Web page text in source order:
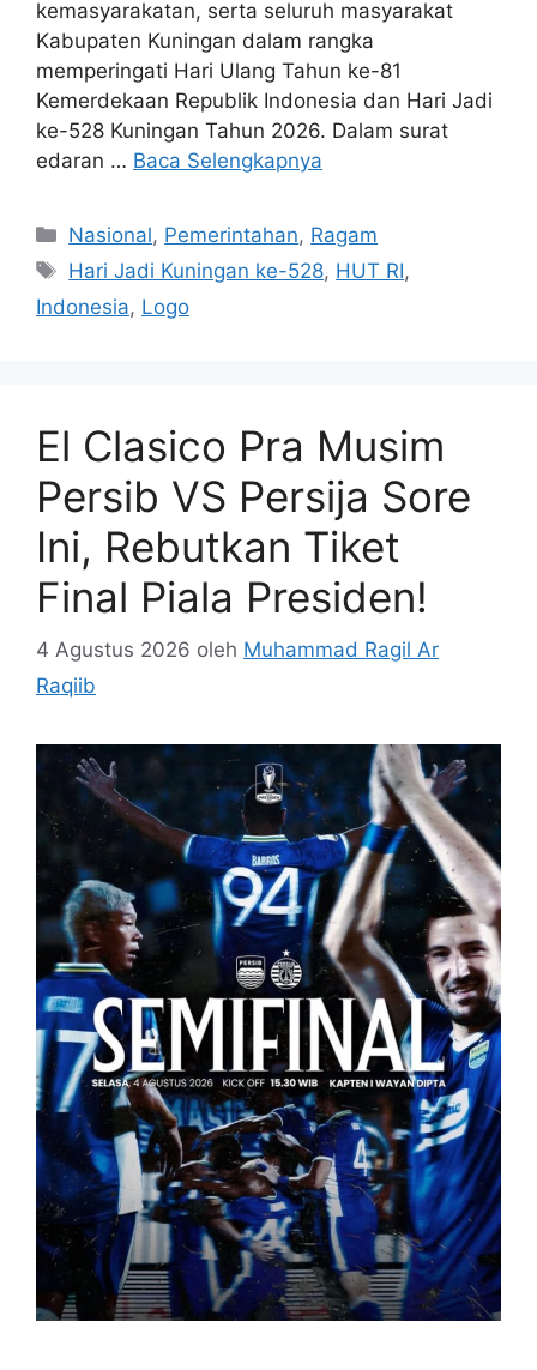
kemasyarakatan, serta seluruh masyarakat
Kabupaten Kuningan dalam rangka
memperingati Hari Ulang Tahun ke-81
Kemerdekaan Republik Indonesia dan Hari Jadi
ke-528 Kuningan Tahun 2026. Dalam surat
edaran … Baca Selengkapnya
Kategori
Nasional, Pemerintahan, Ragam
Tag
Hari Jadi Kuningan ke-528, HUT RI,
Indonesia, Logo
El Clasico Pra Musim
Persib VS Persija Sore
Ini, Rebutkan Tiket
Final Piala Presiden!
4 Agustus 2026 oleh Muhammad Ragil Ar
Raqiib